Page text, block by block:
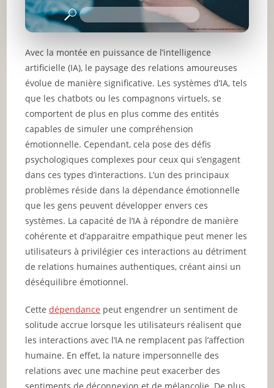
Avec la montée en puissance de l’intelligence
artificielle (IA), le paysage des relations amoureuses
évolue de manière significative. Les systèmes d’IA, tels
que les chatbots ou les compagnons virtuels, se
comportent de plus en plus comme des entités
capables de simuler une compréhension
émotionnelle. Cependant, cela pose des défis
psychologiques complexes pour ceux qui s’engagent
dans ces types d’interactions. L’un des principaux
problèmes réside dans la dépendance émotionnelle
que les gens peuvent développer envers ces
systèmes. La capacité de l’IA à répondre de manière
cohérente et d’apparaitre empathique peut mener les
utilisateurs à privilégier ces interactions au détriment
de relations humaines authentiques, créant ainsi un
déséquilibre émotionnel.
Cettedépendance peut engendrer un sentiment de
solitude accrue lorsque les utilisateurs réalisent que
les interactions avec l’IA ne remplacent pas l’affection
humaine. En effet, la nature impersonnelle des
relations avec une machine peut exacerber des